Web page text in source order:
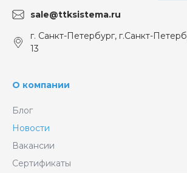
sale@ttksistema.ru
г. Санкт-Петербург, г.Санкт-
13
О компании
Блог
Новости
Вакансии
Сертификаты